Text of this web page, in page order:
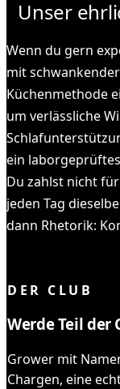
Unser
Wenn du gern
mit
Küchenmethode
um verlässliche
ein
Du zahlst nicht
jeden Tag
dann Rhetorik:
DER CLUB
Werde Teil der
Grower mit
Chargen, eine